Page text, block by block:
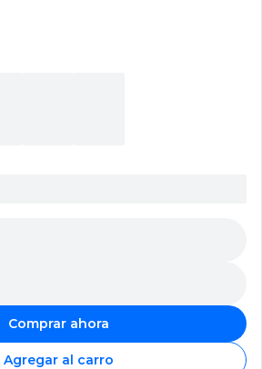
Comprar ahora
Agregar al carro